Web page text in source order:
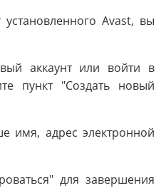
Avast, вы
аккаунт или войти в
пункт "Создать новый
имя, адрес электронной
для завершения